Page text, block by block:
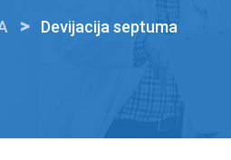
> Devijacija septuma